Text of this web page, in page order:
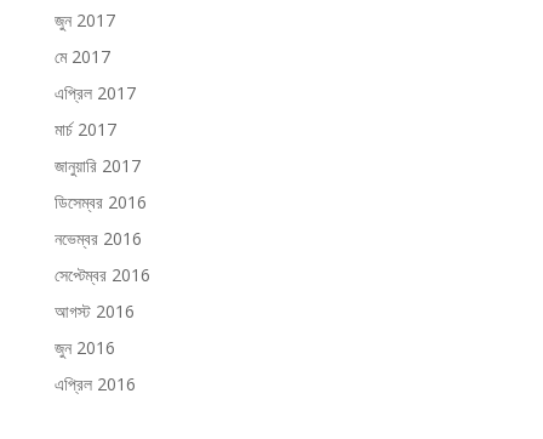
জুন 2017
মে 2017
এপ্রিল 2017
মার্চ 2017
জানুয়ারি 2017
ডিসেম্বর 2016
নভেম্বর 2016
সেপ্টেম্বর 2016
আগস্ট 2016
জুন 2016
এপ্রিল 2016